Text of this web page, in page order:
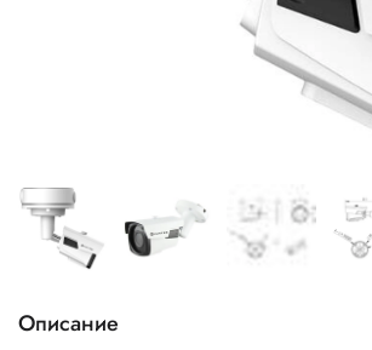
Описание